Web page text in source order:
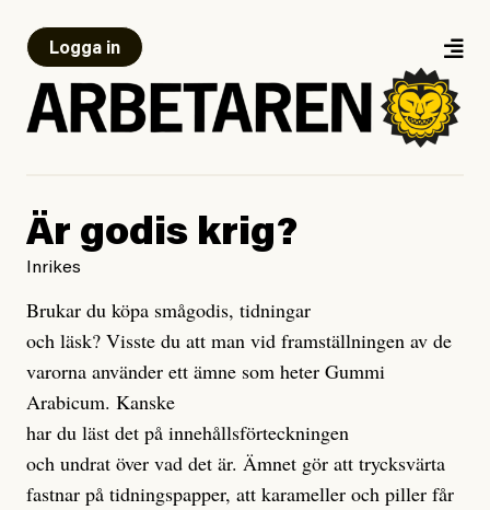
Logga in
Är godis krig?
Inrikes
Brukar du köpa smågodis, tidningar
och läsk? Visste du att man vid framställningen av de
varorna använder ett ämne som heter Gummi
Arabicum. Kanske
har du läst det på innehållsförteckningen
och undrat över vad det är. Ämnet gör att trycksvärta
fastnar på tidningspapper, att karameller och piller får